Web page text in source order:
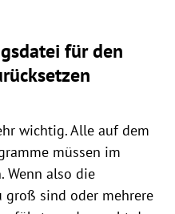
für den
wichtig. Alle auf dem
müssen im
Wenn also die
groß sind oder mehrere